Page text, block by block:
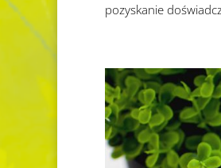
pozyskanie